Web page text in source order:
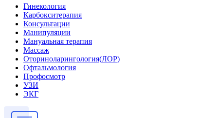
Гинекология
Карбокситерапия
Консультации
Манипуляции
Мануальная терапия
Массаж
Оториноларингология(ЛОР)
Офтальмология
Профосмотр
УЗИ
ЭКГ